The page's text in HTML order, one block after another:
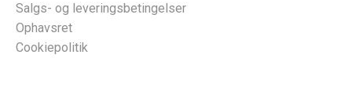
Salgs- og leveringsbetingelser
Ophavsret
Cookiepolitik